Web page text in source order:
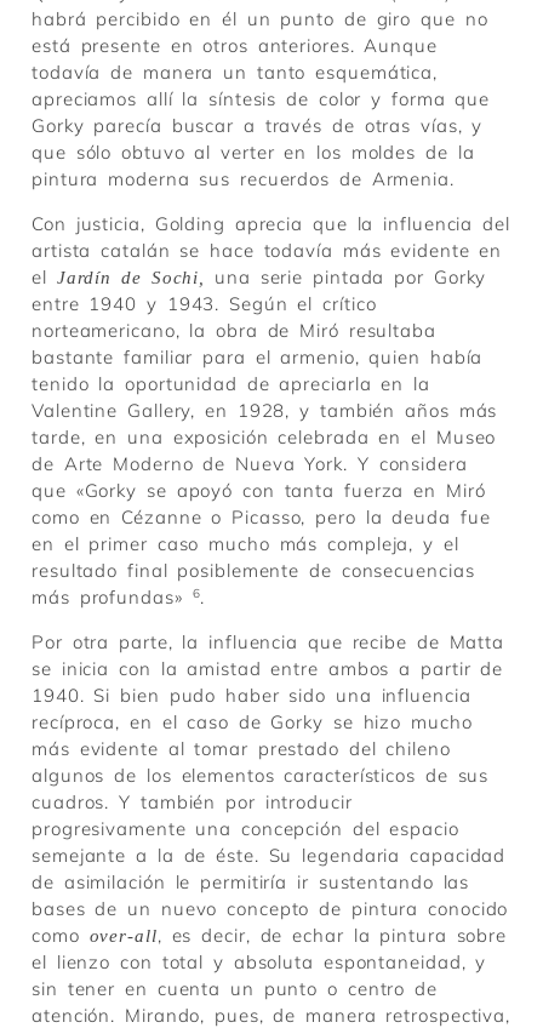
habrá percibido en él un punto de giro que no
está presente en otros anteriores. Aunque
todavía de manera un tanto esquemática,
apreciamos allí la síntesis de color y forma que
Gorky parecía buscar a través de otras vías, y
que sólo obtuvo al verter en los moldes de la
pintura moderna sus recuerdos de Armenia.
Con justicia, Golding aprecia que la influencia del
artista catalán se hace todavía más evidente en
el Jardín de Sochi,
una serie pintada por Gorky
entre 1940 y 1943. Según el crítico
norteamericano, la obra de Miró resultaba
bastante familiar para el armenio, quien había
tenido la oportunidad de apreciarla en la
Valentine Gallery, en 1928, y también años más
tarde, en una exposición celebrada en el Museo
de Arte Moderno de Nueva York. Y considera
que «Gorky se apoyó con tanta fuerza en Miró
como en Cézanne o Picasso, pero la deuda fue
en el primer caso mucho más compleja, y el
resultado final posiblemente de consecuencias
más profundas»
6.
Por otra parte, la influencia que recibe de Matta
se inicia con la amistad entre ambos a partir de
1940. Si bien pudo haber sido una influencia
recíproca, en el caso de Gorky se hizo mucho
más evidente al tomar prestado del chileno
algunos de los elementos característicos de sus
cuadros. Y también por introducir
progresivamente una concepción del espacio
semejante a la de éste. Su legendaria capacidad
de asimilación le permitiría ir sustentando las
bases de un nuevo concepto de pintura conocido
como over-all, es decir, de echar la pintura sobre
el lienzo con total y absoluta espontaneidad, y
sin tener en cuenta un punto o centro de
atención. Mirando, pues, de manera retrospectiva,